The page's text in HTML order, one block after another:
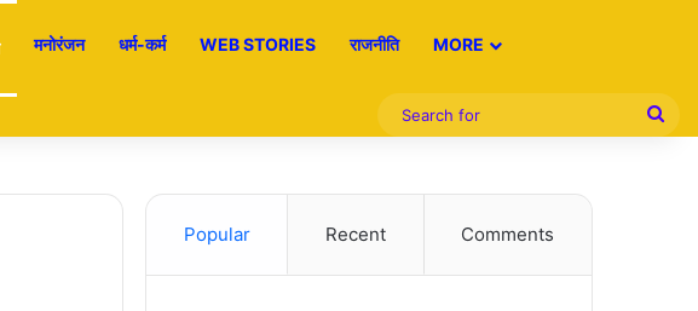
मनोरंजन धर्म-कर्म WEB STORIES राजनीति MORE
Popular Recent Comments